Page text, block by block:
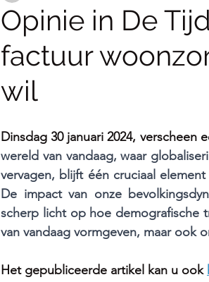
Opinie in De
factuur
wil
Dinsdag 30 januari 2024, verscheen
wereld van vandaag, waar
vervagen, blijft één cruciaal
De impact van onze
scherp licht op hoe demografische
van vandaag vormgeven, maar ook
Het gepubliceerde artikel kan u ook